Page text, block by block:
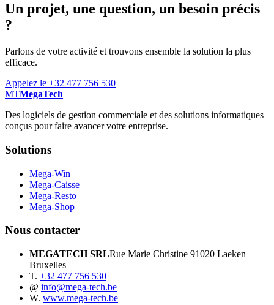
Un projet, une question, un besoin précis
?
Parlons de votre activité et trouvons ensemble la solution la plus
efficace.
Appelez le +32 477 756 530
MTMegaTech
Des logiciels de gestion commerciale et des solutions informatiques
conçus pour faire avancer votre entreprise.
Solutions
Mega-Win
Mega-Caisse
Mega-Resto
Mega-Shop
Nous contacter
MEGATECH SRLRue Marie Christine 91020 Laeken —
Bruxelles
T. +32 477 756 530
@ info@mega-tech.be
W. www.mega-tech.be